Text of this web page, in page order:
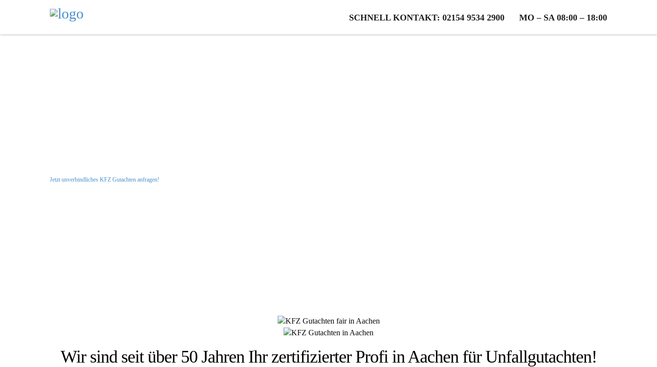
SCHNELL KONTAKT: 02154 9534 2900 MO – SA 08:00 – 18:00
Jetzt unverbindliches KFZ Gutachten anfragen!
Wir sind seit über 50 Jahren Ihr zertifizierter Profi in Aachen für Unfallgutachten!